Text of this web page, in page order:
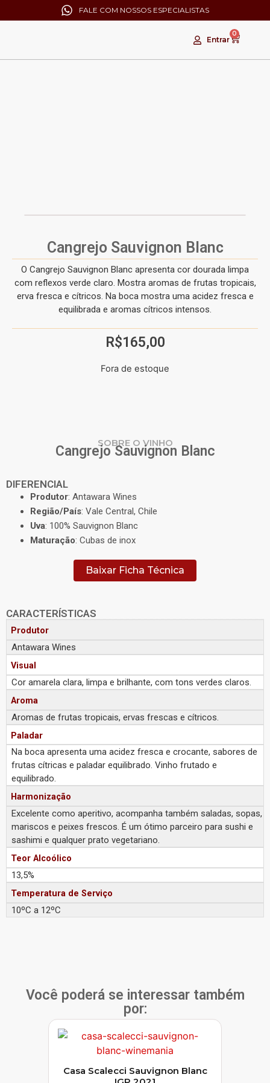
FALE COM NOSSOS ESPECIALISTAS
Entrar
0
Cangrejo Sauvignon Blanc
O Cangrejo Sauvignon Blanc apresenta cor dourada limpa
com reflexos verde claro. Mostra aromas de frutas tropicais,
erva fresca e cítricos. Na boca mostra uma acidez fresca e
equilibrada e aromas cítricos intensos.
R$165,00
Fora de estoque
SOBRE O VINHO
Cangrejo Sauvignon Blanc
DIFERENCIAL
Produtor: Antawara Wines
Região/País: Vale Central, Chile
Uva: 100% Sauvignon Blanc
Maturação: Cubas de inox
Baixar Ficha Técnica
CARACTERÍSTICAS
Produtor
Antawara Wines
Visual
Cor amarela clara, limpa e brilhante, com tons verdes claros.
Aroma
Aromas de frutas tropicais, ervas frescas e cítricos.
Paladar
Na boca apresenta uma acidez fresca e crocante, sabores de
frutas cítricas e paladar equilibrado. Vinho frutado e
equilibrado.
Harmonização
Excelente como aperitivo, acompanha também saladas, sopas,
mariscos e peixes frescos. É um ótimo parceiro para sushi e
sashimi e qualquer prato vegetariano.
Teor Alcoólico
13,5%
Temperatura de Serviço
10ºC a 12ºC
Você poderá se interessar também
por:
Casa Scalecci Sauvignon Blanc